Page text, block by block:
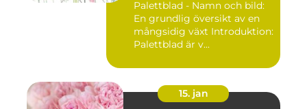
Palettblad - Namn och bild:
En grundlig översikt av en
mångsidig växt Introduktion:
Palettblad är v...
15. jan